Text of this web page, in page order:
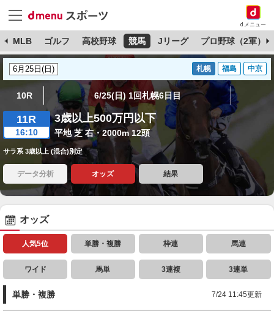
dメニュー
MLB ゴルフ 高校野球 競馬 Jリーグ プロ野球（2軍）
札幌 福島 中京
10R 6/25(日) 1回札幌6日目
11R
16:10
3歳以上500万円以下
平地 芝 右・2000m 12頭
サラ系 3歳以上 (混合)別定
データ分析 オッズ 結果
オッズ
人気5位 単勝・複勝 枠連 馬連
ワイド 馬単 3連複 3連単
単勝・複勝 7/24 11:45更新